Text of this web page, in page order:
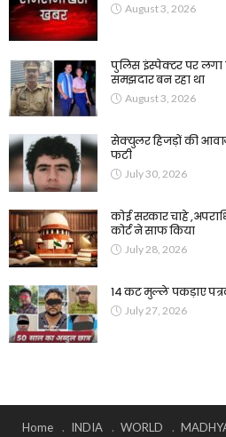
August 3, 2026
पुलिस इंस्पेक्टर पर लगा
समझदार बन रहा था
August 3, 2026
सेक्युलर हिजड़ों की
फटी
July 30, 2026
कोई सरकार चाहे
कोर्ट ने साफ किया
July 28, 2026
14 कट मुल्ले पकड़ाए
July 27, 2026
Home INDIA WORLD